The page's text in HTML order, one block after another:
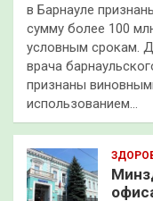
в Барнауле
сумму более 100
условным срокам.
врача
признаны
использованием…